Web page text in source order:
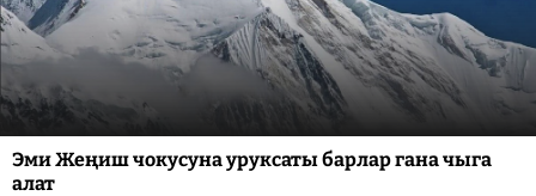
Эми Жеңиш чокусуна уруксаты барлар гана чыга
алат